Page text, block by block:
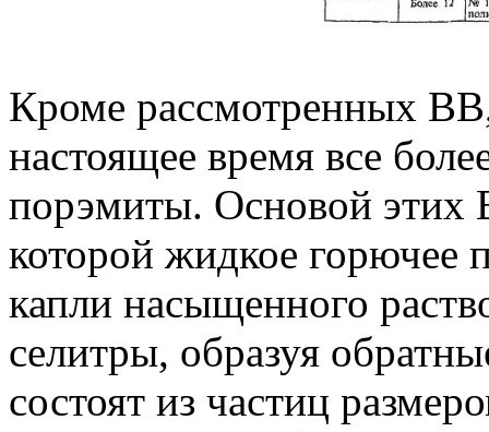
Кроме рассмотренных
настоящее время все
порэмиты. Основой этих
которой жидкое горючее
капли насыщенного
селитры, образуя
состоят из частиц